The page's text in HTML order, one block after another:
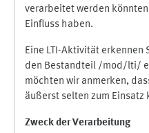
verarbeitet werden
Einfluss haben.
Eine LTI-Aktivität erkennen
den Bestandteil /mod/lti/
möchten wir anmerken,
äußerst selten zum Einsatz
Zweck der Verarbeitung